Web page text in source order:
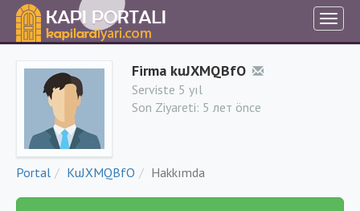
Firma kuJXMQBfO
Serviste 5 yıl
Son Ziyareti: 5 лет önce
Portal KuJXMQBfO Hakkımda